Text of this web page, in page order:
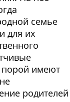
семье
для их
порой имеют
родителей